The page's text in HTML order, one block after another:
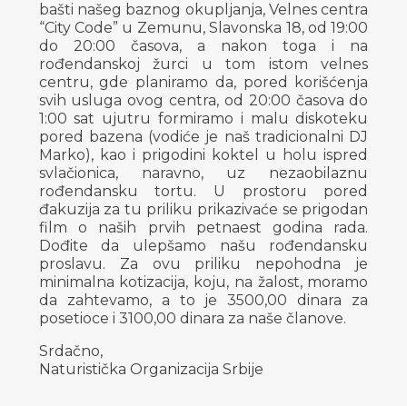
bašti našeg baznog okupljanja, Velnes centra
“City Code” u Zemunu, Slavonska 18, od 19:00
do 20:00 časova, a nakon toga i na
rođendanskoj žurci u tom istom velnes
centru, gde planiramo da, pored korišćenja
svih usluga ovog centra, od 20:00 časova do
1:00 sat ujutru formiramo i malu diskoteku
pored bazena (vodiće je naš tradicionalni DJ
Marko), kao i prigodini koktel u holu ispred
svlačionica, naravno, uz nezaobilaznu
rođendansku tortu. U prostoru pored
đakuzija za tu priliku prikazivaće se prigodan
film o naših prvih petnaest godina rada.
Dođite da ulepšamo našu rođendansku
proslavu. Za ovu priliku nepohodna je
minimalna kotizacija, koju, na žalost, moramo
da zahtevamo, a to je 3500,00 dinara za
posetioce i 3100,00 dinara za naše članove.
Srdačno,
Naturistička Organizacija Srbije